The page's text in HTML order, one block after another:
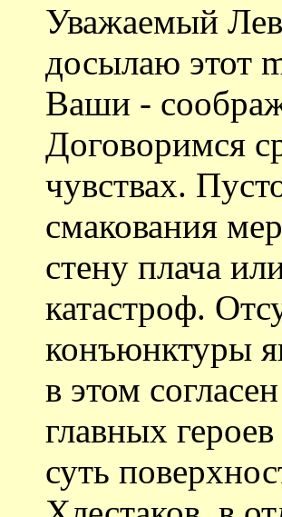
Уважаемый
досылаю этот
Ваши -
Договоримся
чувствах.
смакования
стену плача
катастроф.
конъюнктуры
в этом
главных
суть